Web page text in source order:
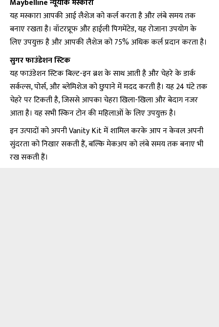
Maybelline न्यूयॉर्क मस्कारा
यह मस्कारा आपकी आई लैशेज को कर्ल करता है और लंबे समय तक
बनाए रखता है। वॉटरप्रूफ और हाईली पिगमेंटेड, यह रोजाना उपयोग के
लिए उपयुक्त है और आपकी लैशेज को 75% अधिक कर्ल प्रदान करता है।
सुगर फाउंडेशन स्टिक
यह फाउंडेशन स्टिक बिल्ट-इन ब्रश के साथ आती है और चेहरे के डार्क
सर्कल्स, पोर्स, और ब्लेमिशेज को छुपाने में मदद करती है। यह 24 घंटे तक
चेहरे पर टिकती है, जिससे आपका चेहरा खिला-खिला और बेदाग नजर
आता है। यह सभी स्किन टोन की महिलाओं के लिए उपयुक्त है।
इन उत्पादों को अपनी Vanity Kit में शामिल करके आप न केवल अपनी
सुंदरता को निखार सकती हैं, बल्कि मेकअप को लंबे समय तक बनाए भी
रख सकती हैं।